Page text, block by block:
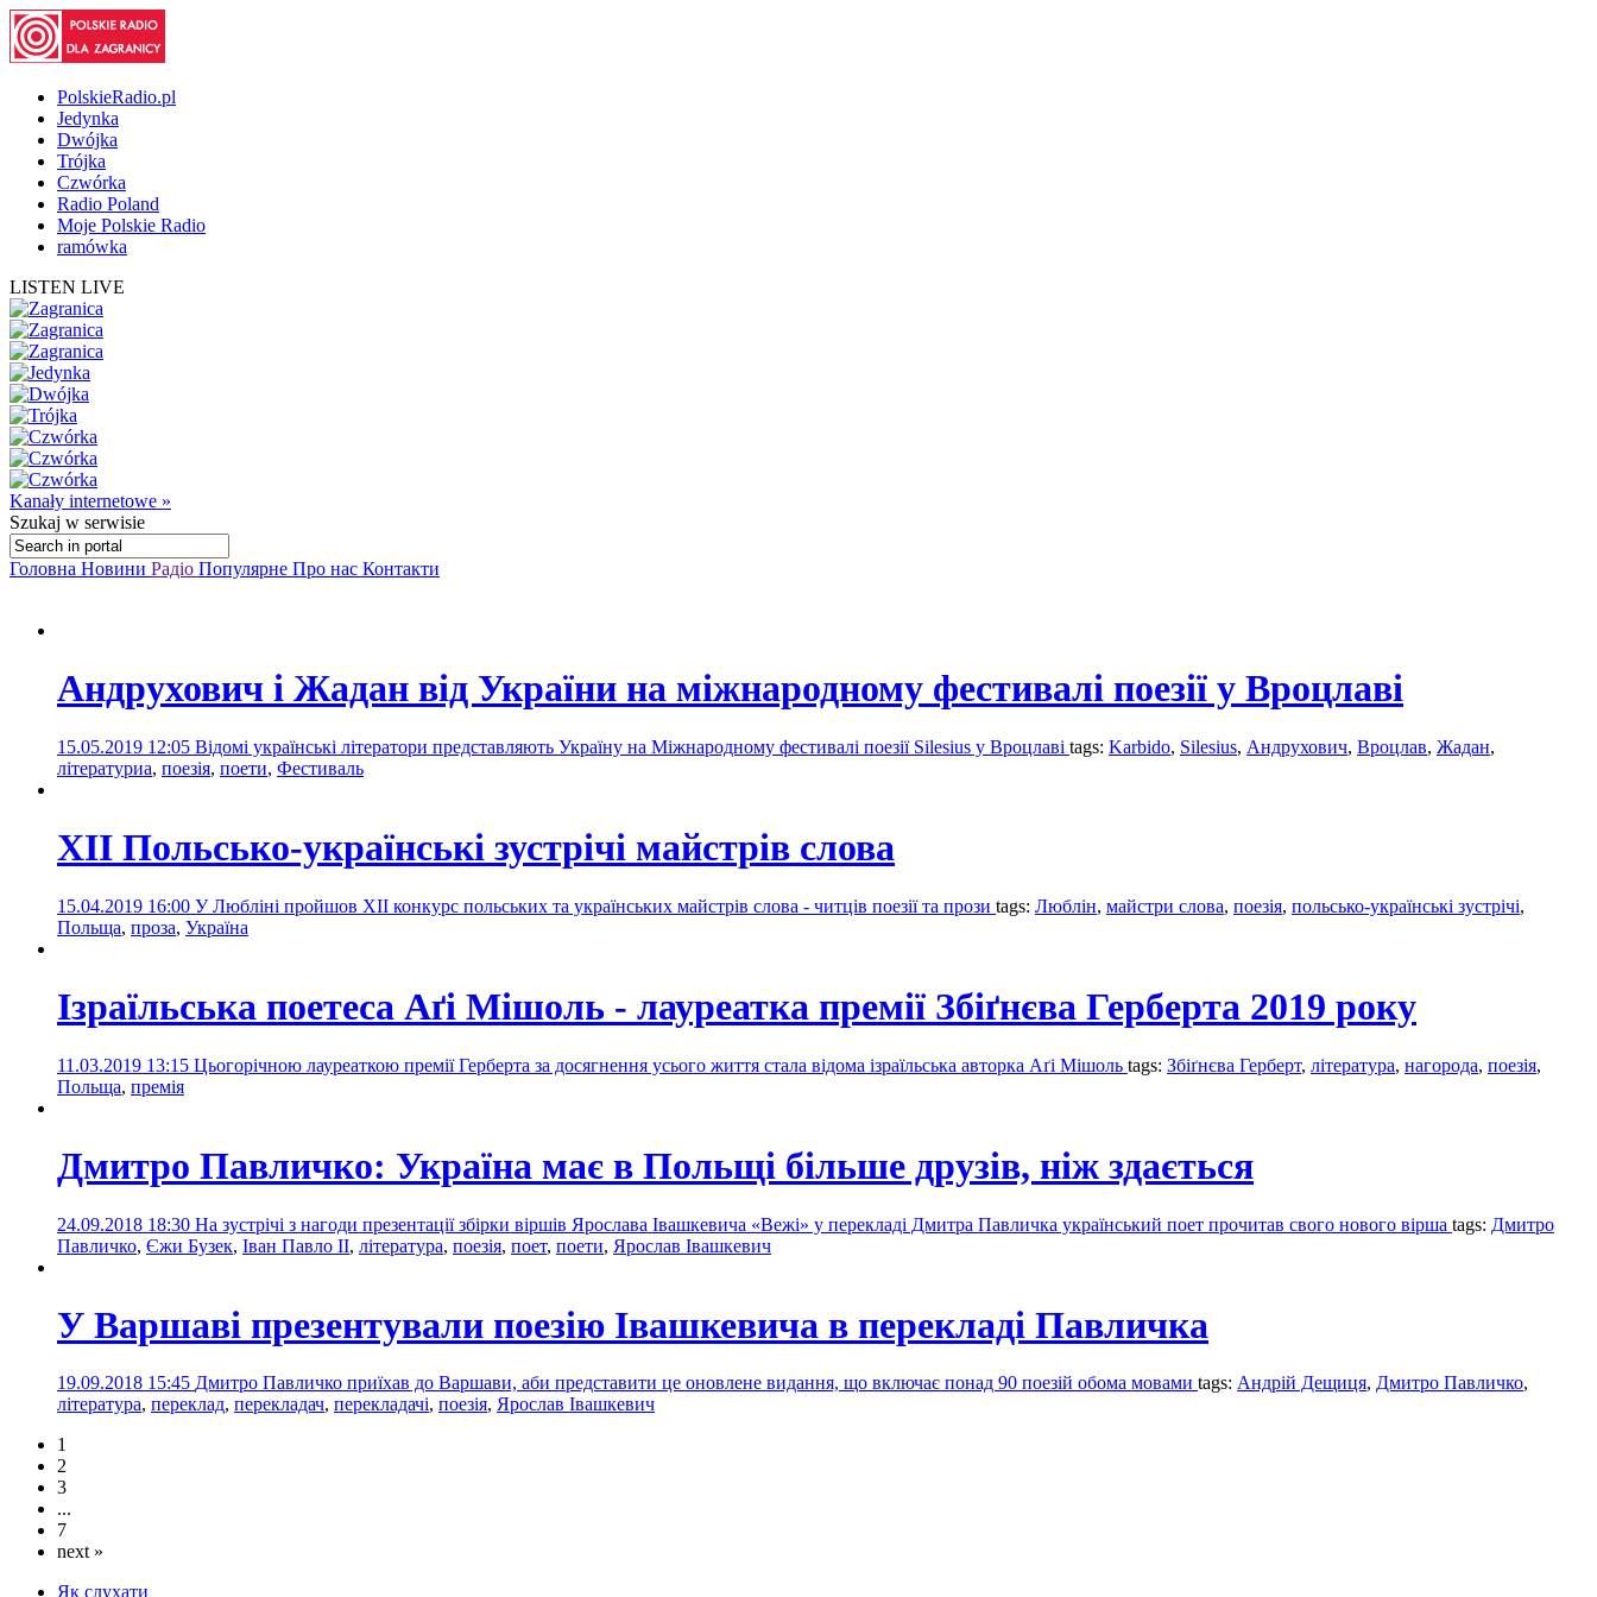
PolskieRadio.pl
Jedynka
Dwójka
Trójka
Czwórka
Radio Poland
Moje Polskie Radio
ramówka
LISTEN LIVE
Kanały internetowe »
Szukaj w serwisie
Головна Новини Радіо Популярне Про нас Контакти
Андрухович і Жадан від України на міжнародному фестивалі поезії у Вроцлаві
15.05.2019 12:05 Відомі українські літератори представляють Україну на Міжнародному фестивалі поезії Silesius у Вроцлаві tags: Karbido, Silesius, Андрухович, Вроцлав, Жадан,
літературиа, поезія, поети, Фестиваль
ХІІ Польсько-українські зустрічі майстрів слова
15.04.2019 16:00 У Любліні пройшов XII конкурс польських та українських майстрів слова - читців поезії та прози tags: Люблін, майстри слова, поезія, польсько-українські зустрічі,
Польща, проза, Україна
Ізраїльська поетеса Аґі Мішоль - лауреатка премії Збіґнєва Герберта 2019 року
11.03.2019 13:15 Цьогорічною лауреаткою премії Герберта за досягнення усього життя стала відома ізраїльська авторка Аґі Мішоль tags: Збіґнєва Герберт, література, нагорода, поезія,
Польща, премія
Дмитро Павличко: Україна має в Польщі більше друзів, ніж здається
24.09.2018 18:30 На зустрічі з нагоди презентації збірки віршів Ярослава Івашкевича «Вежі» у перекладі Дмитра Павличка український поет прочитав свого нового вірша tags: Дмитро
Павличко, Єжи Бузек, Іван Павло ІІ, література, поезія, поет, поети, Ярослав Івашкевич
У Варшаві презентували поезію Івашкевича в перекладі Павличка
19.09.2018 15:45 Дмитро Павличко приїхав до Варшави, аби представити це оновлене видання, що включає понад 90 поезій обома мовами tags: Андрій Дещиця, Дмитро Павличко,
література, переклад, перекладач, перекладачі, поезія, Ярослав Івашкевич
1
2
3
...
7
next »
Як слухати